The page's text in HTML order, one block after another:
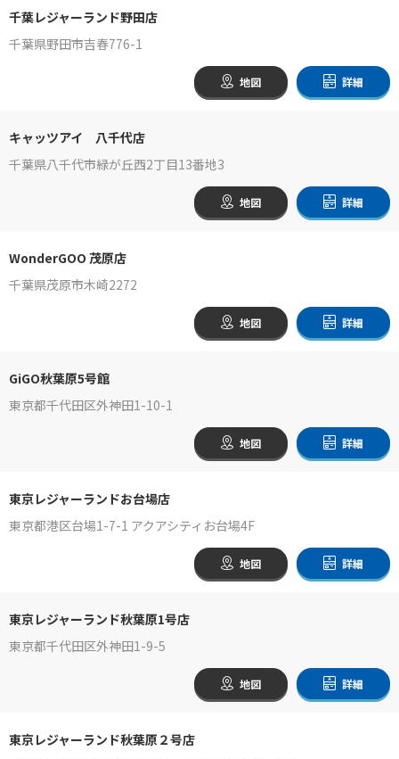
千葉レジャーランド野田店
千葉県野田市吉春776-1
地図 詳細
キャッツアイ 八千代店
千葉県八千代市緑が丘西2丁目13番地3
地図 詳細
WonderGOO 茂原店
千葉県茂原市木崎2272
地図 詳細
GiGO秋葉原5号館
東京都千代田区外神田1-10-1
地図 詳細
東京レジャーランドお台場店
東京都港区台場1-7-1 アクアシティお台場4F
地図 詳細
東京レジャーランド秋葉原1号店
東京都千代田区外神田1-9-5
地図 詳細
東京レジャーランド秋葉原２号店